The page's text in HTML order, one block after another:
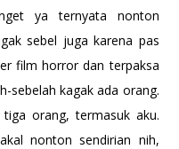
ya ternyata nonton
sebel juga karena pas
film horror dan terpaksa
sebelah kagak ada orang.
orang, termasuk aku.
nonton sendirian nih,